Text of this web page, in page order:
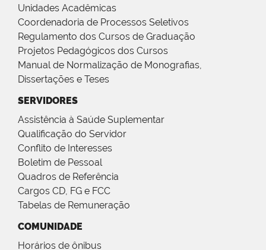
Unidades Acadêmicas
Coordenadoria de Processos Seletivos
Regulamento dos Cursos de Graduação
Projetos Pedagógicos dos Cursos
Manual de Normalização de Monografias,
Dissertações e Teses
SERVIDORES
Assistência à Saúde Suplementar
Qualificação do Servidor
Conflito de Interesses
Boletim de Pessoal
Quadros de Referência
Cargos CD, FG e FCC
Tabelas de Remuneração
COMUNIDADE
Horários de ônibus